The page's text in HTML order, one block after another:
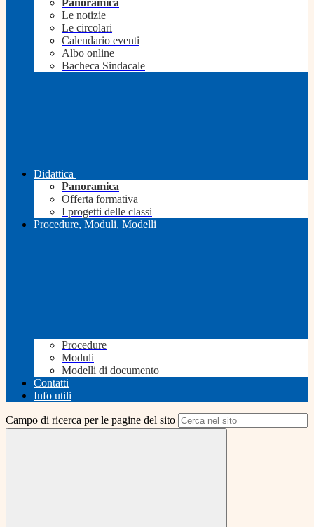
Panoramica
Le notizie
Le circolari
Calendario eventi
Albo online
Bacheca Sindacale
Didattica
Panoramica
Offerta formativa
I progetti delle classi
Procedure, Moduli, Modelli
Procedure
Moduli
Modelli di documento
Contatti
Info utili
Campo di ricerca per le pagine del sito